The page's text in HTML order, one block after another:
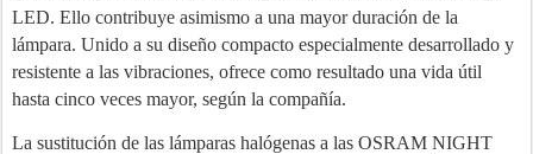
LED. Ello contribuye asimismo a una mayor duración de la
lámpara. Unido a su diseño compacto especialmente desarrollado y
resistente a las vibraciones, ofrece como resultado una vida útil
hasta cinco veces mayor, según la compañía.
La sustitución de las lámparas halógenas a las OSRAM NIGHT